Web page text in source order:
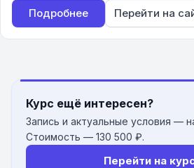
Подробнее Перейти на
Курс ещё интересен?
Запись и актуальные условия —
Стоимость — 130 500 ₽.
Перейти на